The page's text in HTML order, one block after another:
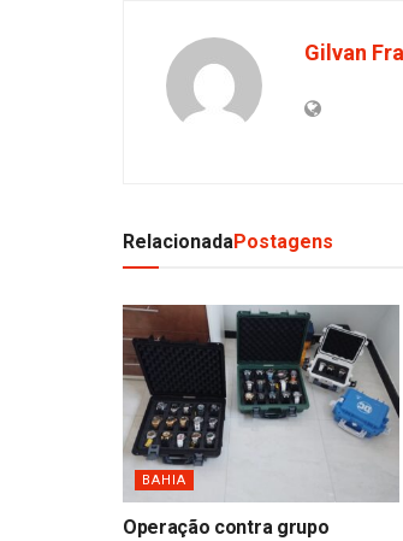
Gilvan
RelacionadaPostagens
BAHIA
Operação contra grupo